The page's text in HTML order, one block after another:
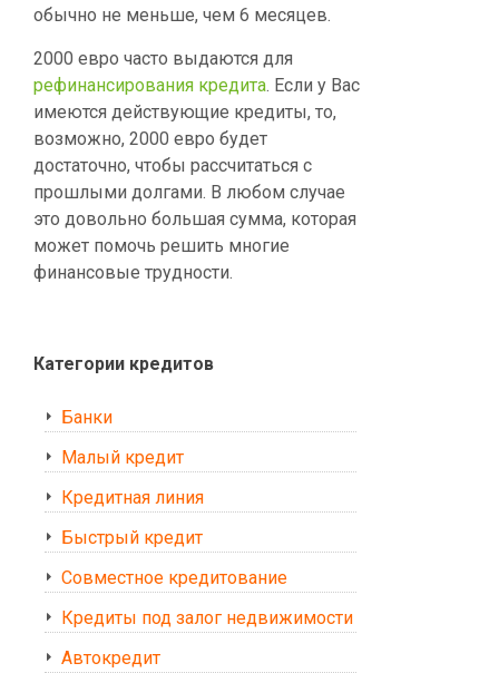
обычно не меньше, чем 6 месяцев.
2000 евро часто выдаются для
рефинансирования кредита. Если у Вас
имеются действующие кредиты, то,
возможно, 2000 евро будет
достаточно, чтобы рассчитаться с
прошлыми долгами. В любом случае
это довольно большая сумма, которая
может помочь решить многие
финансовые трудности.
Категории кредитов
Банки
Малый кредит
Кредитная линия
Быстрый кредит
Совместное кредитование
Кредиты под залог недвижимости
Автокредит